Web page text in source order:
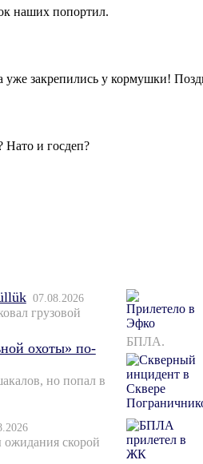
наших попортил.
закрепились у кормушки!
Нато и госдеп?
07.08.2026
грузовой
охоты» по-
но попал в
скорой
БПЛА.